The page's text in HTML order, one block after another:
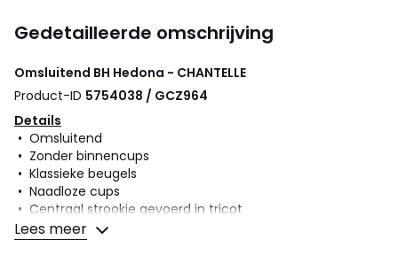
Gedetailleerde omschrijving
Omsluitend BH Hedona - CHANTELLE
Product-ID 5754038 / GCZ964
Details
• Omsluitend
• Zonder binnencups
• Klassieke beugels
• Naadloze cups
• Centraal strookje gevoerd in tricot
Samenstelling en onderhoud
Lees meer